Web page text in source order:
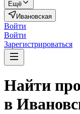
Ещё
Ивановская
Войти
Войти
Зарегистрироваться
Найти
в